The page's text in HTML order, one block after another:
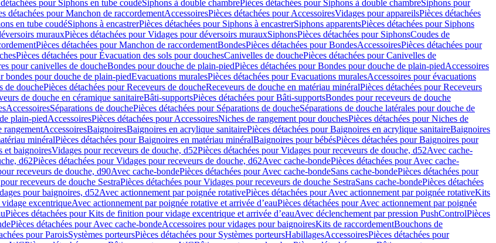
pour Siphons en tube coudéSiphons à double chambrePièces détachées pour Siphons à double chambreSiphons pour
détachées pour Manchon de raccordementAccessoiresPièces détachées pour AccessoiresVidages pour appareilsPièces détachées
en tube coudéSiphons à encastrerPièces détachées pour Siphons à encastrerSiphons apparentsPièces détachées pour Siphons
murauxPièces détachées pour Vidages pour déversoirs murauxSiphonsPièces détachées pour SiphonsCoudes de
Pièces détachées pour Manchon de raccordementBondesPièces détachées pour BondesAccessoiresPièces détachées pour
Pièces détachées pour Évacuation des sols pour douchesCanivelles de douchePièces détachées pour Canivelles de
pour canivelles de doucheBondes pour douche de plain-piedPièces détachées pour Bondes pour douche de plain-piedAccessoires
bondes pour douche de plain-piedEvacuations muralesPièces détachées pour Evacuations muralesAccessoires pour évacuations
de douchePièces détachées pour Receveurs de doucheReceveurs de douche en matériau minéralPièces détachées pour Receveurs
de douche en céramique sanitaireBâti-supportsPièces détachées pour Bâti-supportsBondes pour receveurs de douche
AccessoiresSéparations de douchePièces détachées pour Séparations de doucheSéparations de douche latérales pour douche de
plain-piedAccessoiresPièces détachées pour AccessoiresNiches de rangement pour douchesPièces détachées pour Niches de
rangementAccessoiresBaignoiresBaignoires en acrylique sanitairePièces détachées pour Baignoires en acrylique sanitaireBaignoires
minéralPièces détachées pour Baignoires en matériau minéralBaignoires pour bébésPièces détachées pour Baignoires pour
et baignoiresVidages pour receveurs de douche, d52Pièces détachées pour Vidages pour receveurs de douche, d52Avec cache-
d62Pièces détachées pour Vidages pour receveurs de douche, d62Avec cache-bondePièces détachées pour Avec cache-
receveurs de douche, d90Avec cache-bondePièces détachées pour Avec cache-bondeSans cache-bondePièces détachées pour
receveurs de douche SestraPièces détachées pour Vidages pour receveurs de douche SestraSans cache-bondePièces détachées
pour baignoires, d52Avec actionnement par poignée rotativePièces détachées pour Avec actionnement par poignée rotativeKits
excentriqueAvec actionnement par poignée rotative et arrivée d’eauPièces détachées pour Avec actionnement par poignée
Pièces détachées pour Kits de finition pour vidage excentrique et arrivée d’eauAvec déclenchement par pression PushControlPièces
Pièces détachées pour Avec cache-bondeAccessoires pour vidages pour baignoiresKits de raccordementBouchons de
pour ParoisSystèmes porteursPièces détachées pour Systèmes porteursHabillagesAccessoiresPièces détachées pour